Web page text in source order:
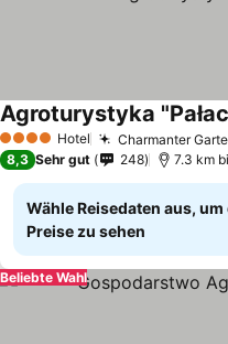
4 Sterne Hotel Charmanter
Agroturystyka
8,3 Sehr gut 248 7.3 km
Wähle Reisedaten aus,
Preise zu sehen
Beliebte Wahl